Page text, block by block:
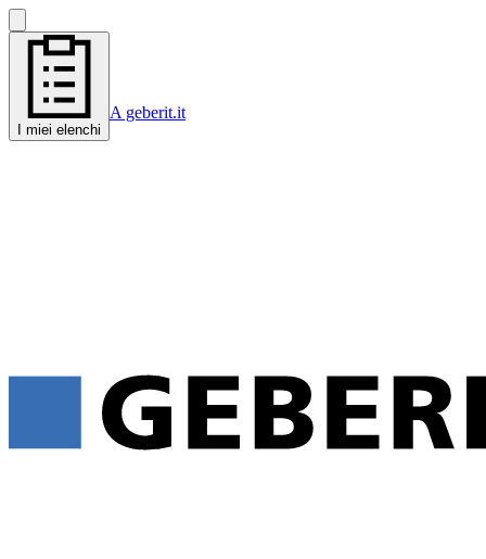
I miei elenchi
A geberit.it